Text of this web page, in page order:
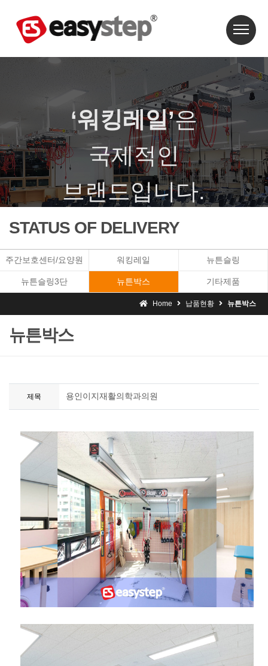
‘워킹레일’은
국제적인
브랜드입니다.
STATUS OF DELIVERY
주간보호센터/요양원 워킹레일 뉴튼슬링
뉴튼슬링3단 뉴튼박스 기타제품
Home 납품현황 뉴튼박스
뉴튼박스
제목 용인이지재활의학과의원